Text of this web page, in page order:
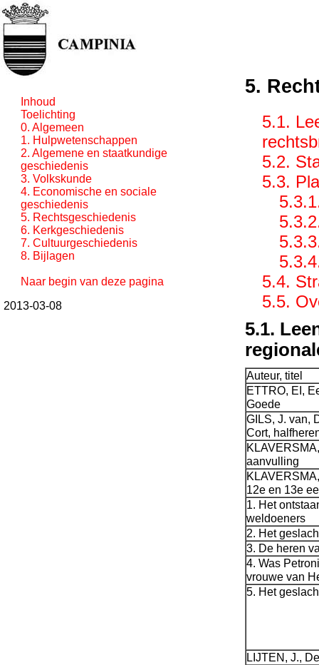
Inhoud
Toelichting
0. Algemeen
1. Hulpwetenschappen
2. Algemene en staatkundige
geschiedenis
3. Volkskunde
4. Economische en sociale
geschiedenis
5. Rechtsgeschiedenis
6. Kerkgeschiedenis
7. Cultuurgeschiedenis
8. Bijlagen
Naar begin van deze pagina
2013-03-08
5.
5.1.
5.2.
5.3.
5.4.
5.5.
5.1.
Auteur, titel
ETTRO, EI,
Goede
GILS, J. van,
Cort,
aanvulling
12e en 13e
1. Het
weldoeners
2. Het
3. De heren
4. Was
vrouwe van
5. Het
LIJTEN, J.,